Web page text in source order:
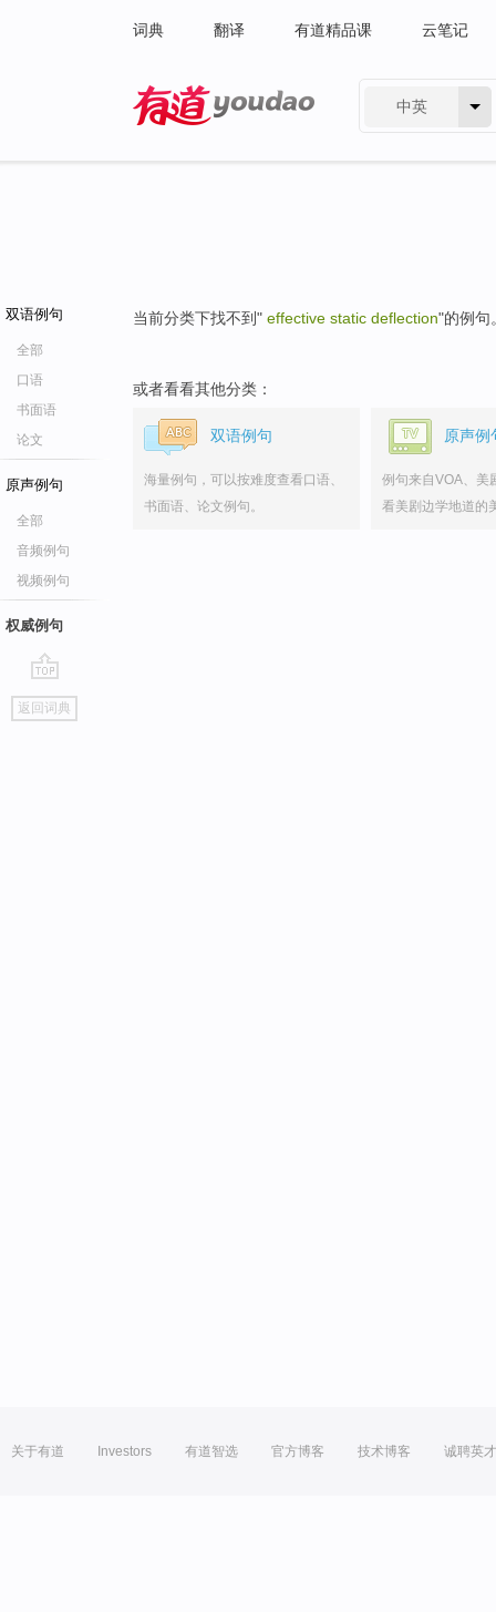
词典 翻译 有道精品课 云笔记
中英
双语例句
全部
口语
书面语
论文
原声例句
全部
音频例句
视频例句
权威例句
go
top
返回词典
当前分类下找不到" effective static deflection"的例句
或者看看其他分类：
双语例句
海量例句，可以按难度查看口语、
书面语、论文例句。
原声例
例句来自VOA、美
看美剧边学地道的
关于有道 Investors 有道智选 官方博客 技术博客 诚聘英才